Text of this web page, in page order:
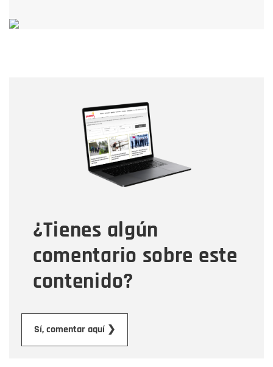
¿Tienes algún
comentario sobre este
contenido?
Sí, comentar aquí ❯
Correo electrónico
Tipo de comentario
Mensaje